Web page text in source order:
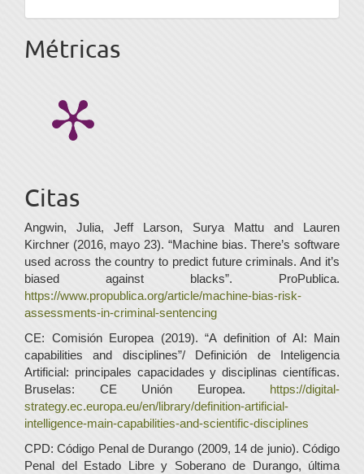
Métricas
Citas
Angwin, Julia, Jeff Larson, Surya Mattu and Lauren
Kirchner (2016, mayo 23). “Machine bias. There’s software
used across the country to predict future criminals. And it’s
biased against blacks”. ProPublica.
https://www.propublica.org/article/machine-bias-risk-
assessments-in-criminal-sentencing
CE: Comisión Europea (2019). “A definition of AI: Main
capabilities and disciplines”/ Definición de Inteligencia
Artificial: principales capacidades y disciplinas científicas.
Bruselas: CE Unión Europea. https://digital-
strategy.ec.europa.eu/en/library/definition-artificial-
intelligence-main-capabilities-and-scientific-disciplines
CPD: Código Penal de Durango (2009, 14 de junio). Código
Penal del Estado Libre y Soberano de Durango, última